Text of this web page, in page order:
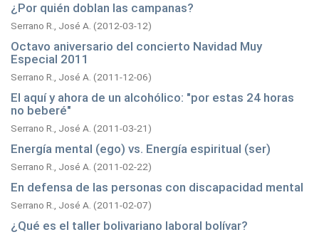
¿Por quién doblan las campanas?
Serrano R., José A. (2012-03-12)
Octavo aniversario del concierto Navidad Muy
Especial 2011
Serrano R., José A. (2011-12-06)
El aquí y ahora de un alcohólico: "por estas 24 horas
no beberé"
Serrano R., José A. (2011-03-21)
Energía mental (ego) vs. Energía espiritual (ser)
Serrano R., José A. (2011-02-22)
En defensa de las personas con discapacidad mental
Serrano R., José A. (2011-02-07)
¿Qué es el taller bolivariano laboral bolívar?